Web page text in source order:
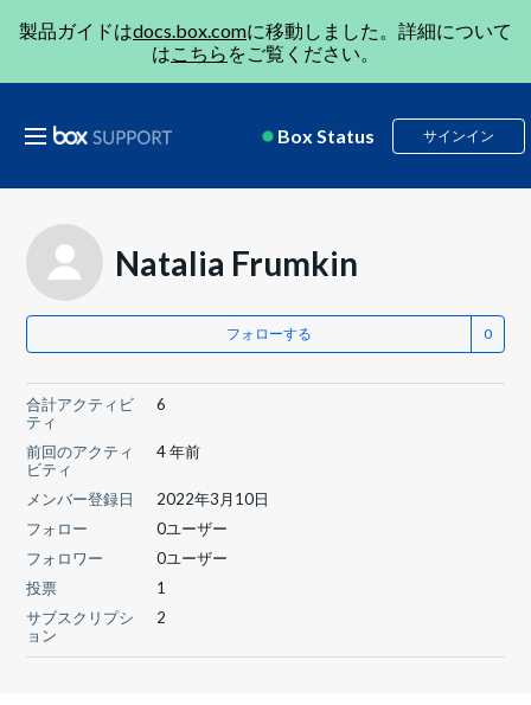
製品ガイドはdocs.box.comに移動しました。詳細について
はこちら をご覧ください。
Box Status サインイン
Natalia Frumkin
フォローする
合計アクティビ
ティ
6
前回のアクティ
ビティ
4 年前
メンバー登録日
2022年3月10日
フォロー
0ユーザー
フォロワー
0ユーザー
投票
1
サブスクリプシ
ョン
2